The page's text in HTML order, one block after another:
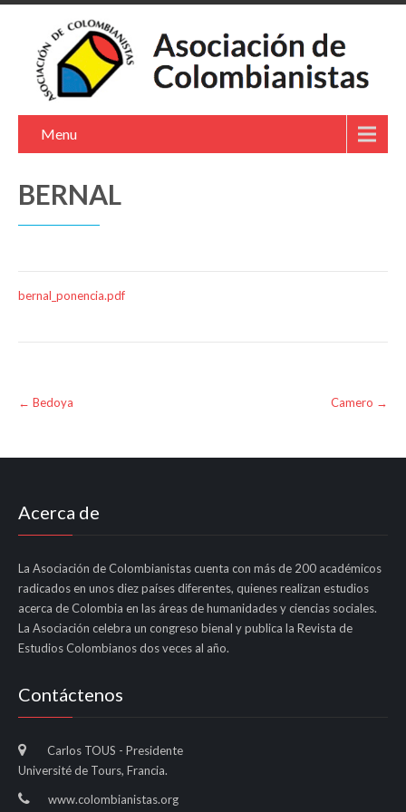
Menu
BERNAL
bernal_ponencia.pdf
Post
navigation
← Bedoya Camero →
Acerca de
La Asociación de Colombianistas cuenta con más de 200 académicos
radicados en unos diez países diferentes, quienes realizan estudios
acerca de Colombia en las áreas de humanidades y ciencias sociales.
La Asociación celebra un congreso bienal y publica la Revista de
Estudios Colombianos dos veces al año.
Contáctenos
Carlos TOUS - Presidente
Université de Tours, Francia.
www.colombianistas.org